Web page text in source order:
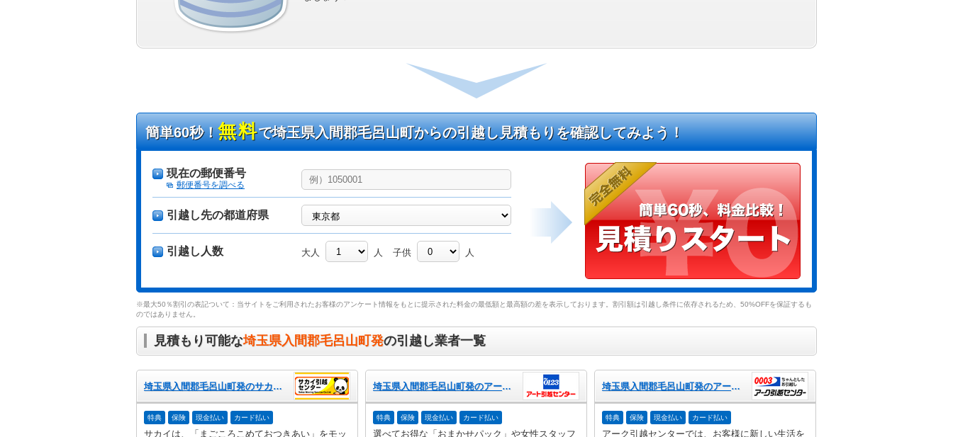
簡単60秒！無料で埼玉県入間郡毛呂山町からの引越し見積もりを確認してみよう！
現在の郵便番号
郵便番号を調べる
引越し先の都道府県
引越し人数 大人 人 子供 人
※最大50％割引の表記ついて：当サイトをご利用されたお客様のアンケート情報をもとに提示された料金の最低額と最高額の差を表示しております。割引額は引越し条件に依存されるため、50%OFFを保証するも
のではありません。
見積もり可能な埼玉県入間郡毛呂山町発の引越し業者一覧
埼玉県入間郡毛呂山町発のサカイ引越センター
特典 保険 現金払い カード払い
サカイは、「まごころこめておつきあい」をモッ
埼玉県入間郡毛呂山町発のアート引越センター
特典 保険 現金払い カード払い
選べてお得な「おまかせパック」や女性スタッフ
埼玉県入間郡毛呂山町発のアーク引越センター
特典 保険 現金払い カード払い
アーク引越センターでは、お客様に新しい生活を